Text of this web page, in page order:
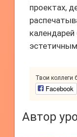
проектах,
Твои коллеги
Facebook
Автор